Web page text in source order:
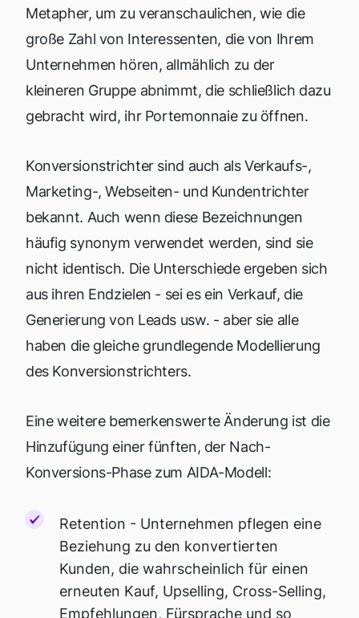
Metapher, um zu veranschaulichen, wie die
große Zahl von Interessenten, die von Ihrem
Unternehmen hören, allmählich zu der
kleineren Gruppe abnimmt, die schließlich dazu
gebracht wird, ihr Portemonnaie zu öffnen.
Konversionstrichter sind auch als Verkaufs-,
Marketing-, Webseiten- und Kundentrichter
bekannt. Auch wenn diese Bezeichnungen
häufig synonym verwendet werden, sind sie
nicht identisch. Die Unterschiede ergeben sich
aus ihren Endzielen - sei es ein Verkauf, die
Generierung von Leads usw. - aber sie alle
haben die gleiche grundlegende Modellierung
des Konversionstrichters.
Eine weitere bemerkenswerte Änderung ist die
Hinzufügung einer fünften, der Nach-
Konversions-Phase zum AIDA-Modell:
Retention - Unternehmen pflegen eine
Beziehung zu den konvertierten
Kunden, die wahrscheinlich für einen
erneuten Kauf, Upselling, Cross-Selling,
Empfehlungen, Fürsprache und so